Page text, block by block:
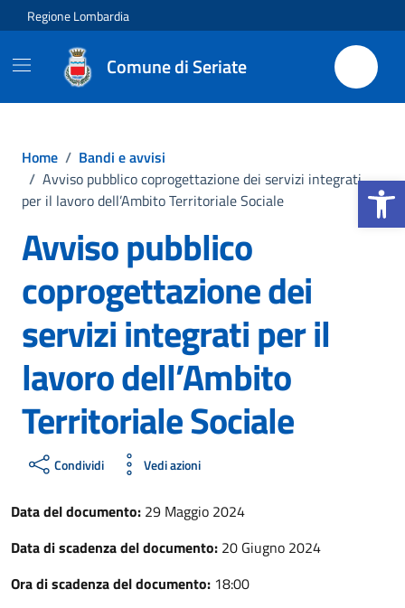
Apri la
Vai ai contenuti
Vai al footer
Regione Lombardia
Comune di Seriate
Home / Bandi e avvisi
/ Avviso pubblico coprogettazione dei servizi integrati
per il lavoro dell’Ambito Territoriale Sociale
Avviso pubblico
coprogettazione dei
servizi integrati per il
lavoro dell’Ambito
Territoriale Sociale
Condividi Vedi azioni
Data del documento: 29 Maggio 2024
Data di scadenza del documento: 20 Giugno 2024
Ora di scadenza del documento: 18:00